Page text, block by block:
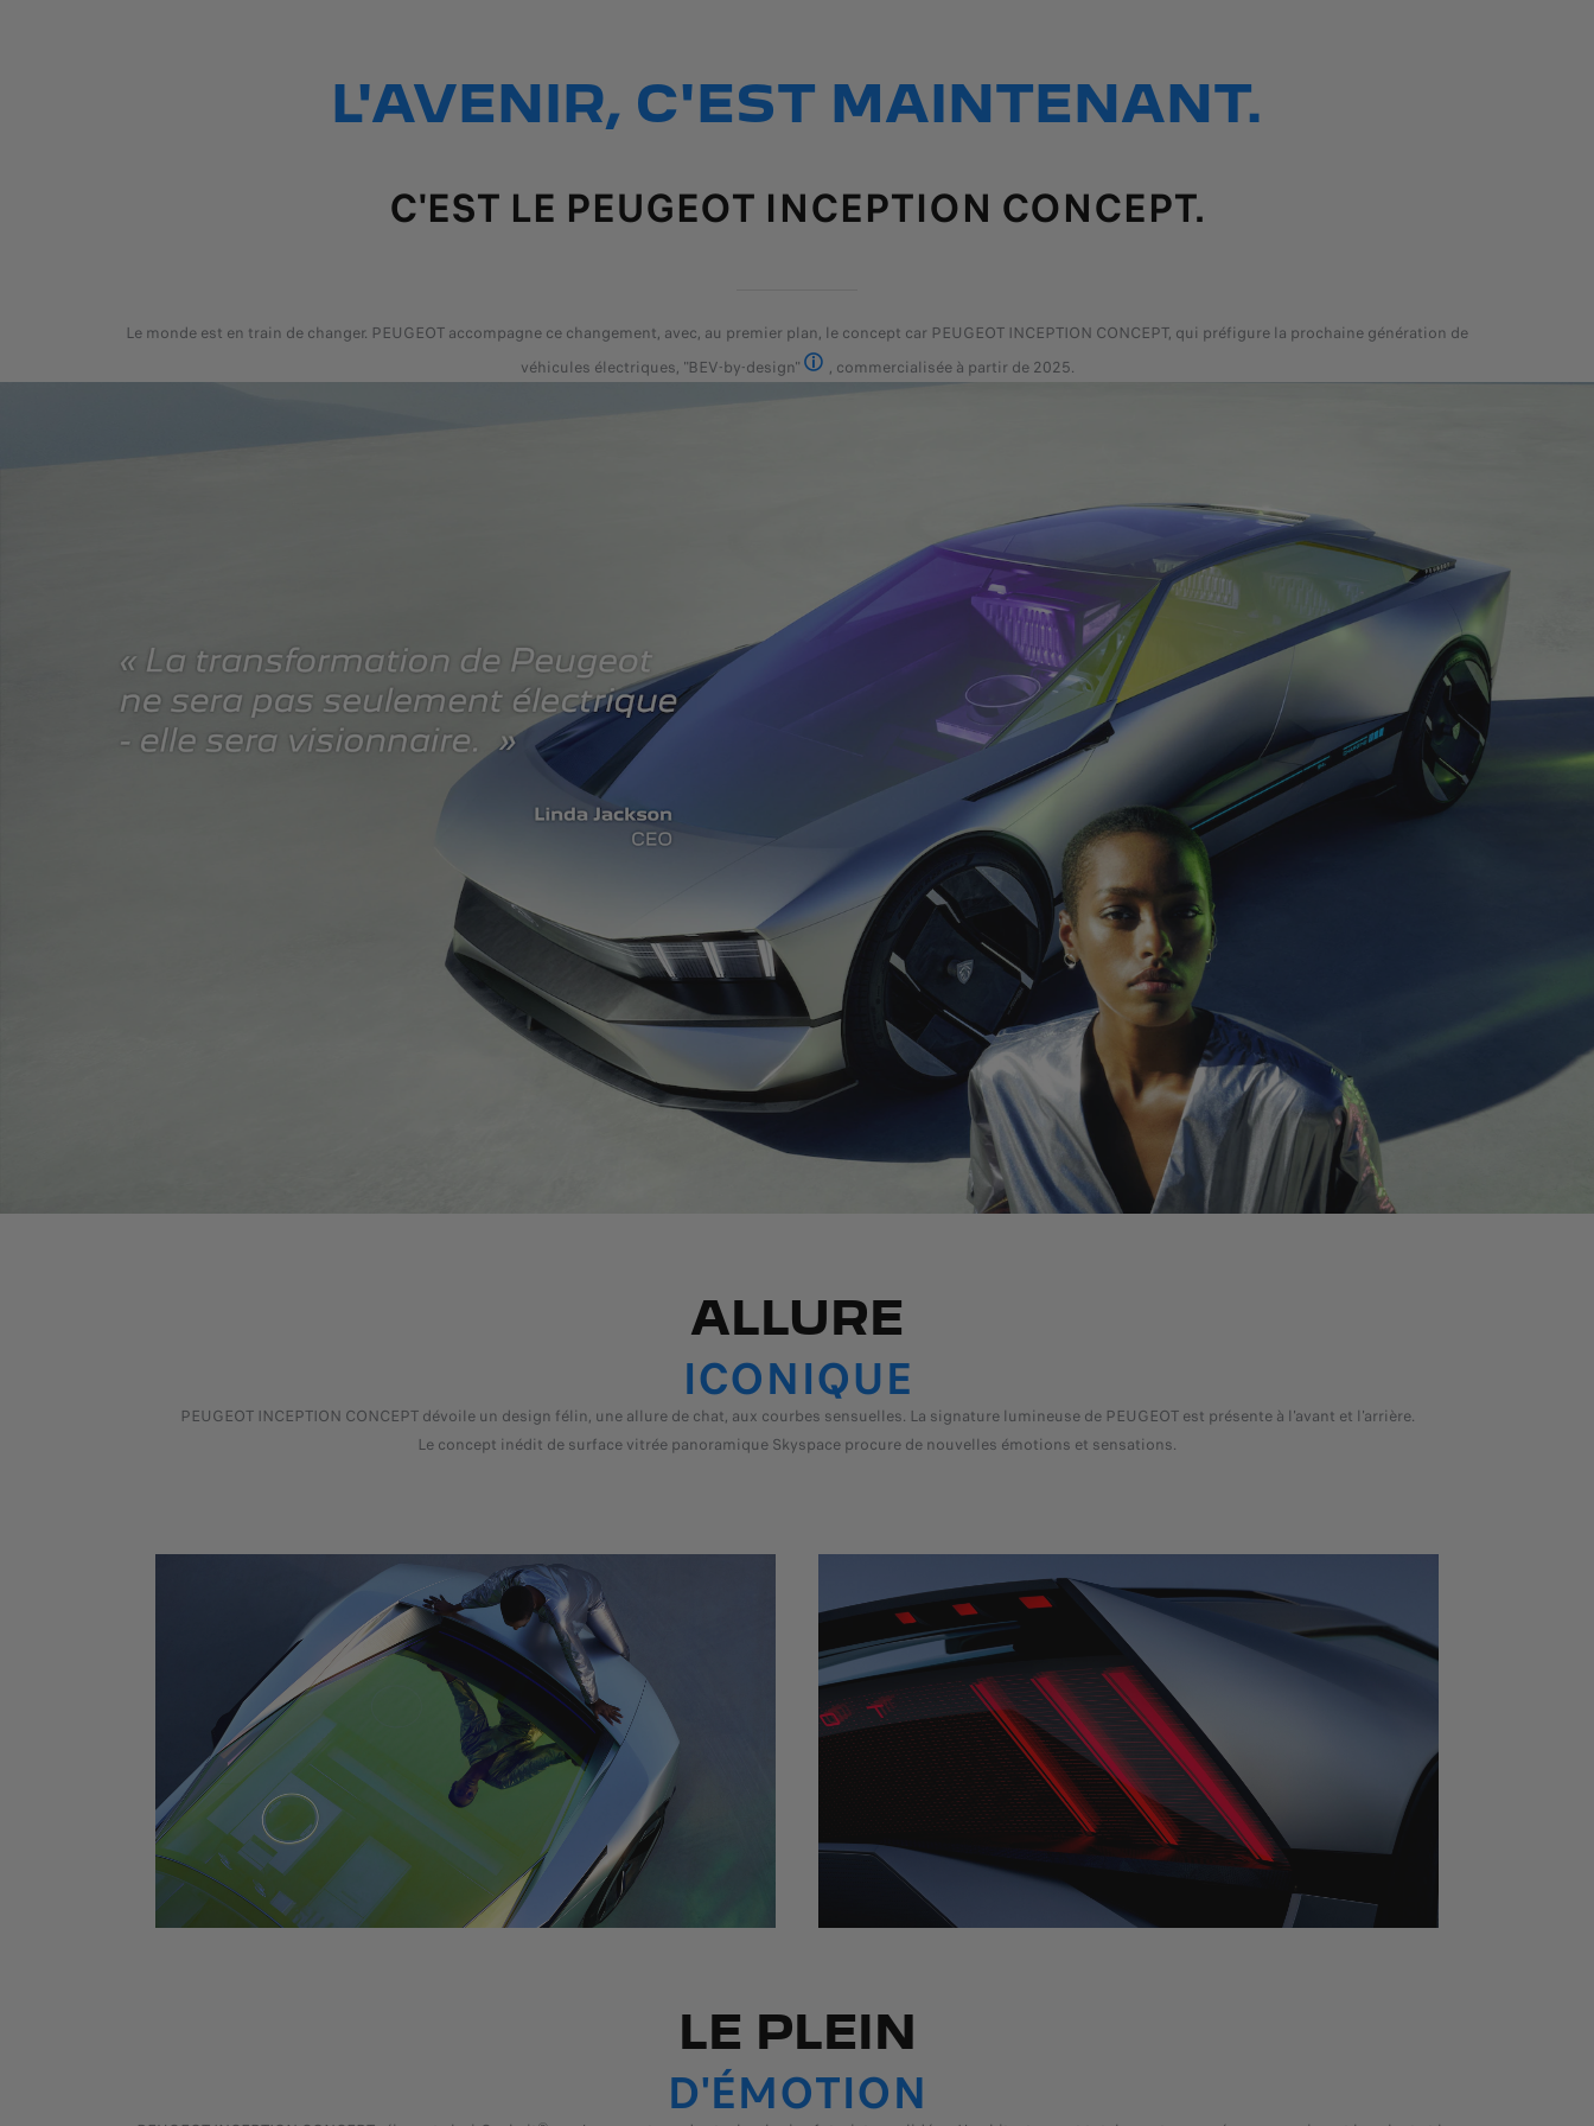
L'AVENIR, C'EST MAINTENANT.
C'EST LE PEUGEOT INCEPTION CONCEPT.
Le monde est en train de changer. PEUGEOT accompagne ce changement, avec, au premier plan, le concept car PEUGEOT INCEPTION CONCEPT, qui préfigure la prochaine génération de
véhicules électriques, "BEV-by-design"
BEV : véhicules électriques avec batterie
, commercialisée à partir de 2025.
ALLURE
ICONIQUE
PEUGEOT INCEPTION CONCEPT dévoile un design félin, une allure de chat, aux courbes sensuelles. La signature lumineuse de PEUGEOT est présente à l'avant et l'arrière.
Le concept inédit de surface vitrée panoramique Skyspace procure de nouvelles émotions et sensations.
LE PLEIN
D'ÉMOTION